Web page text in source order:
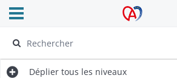
Archives Alsace -
Ouvrir le menu déroulant
Déplier tous les niveaux